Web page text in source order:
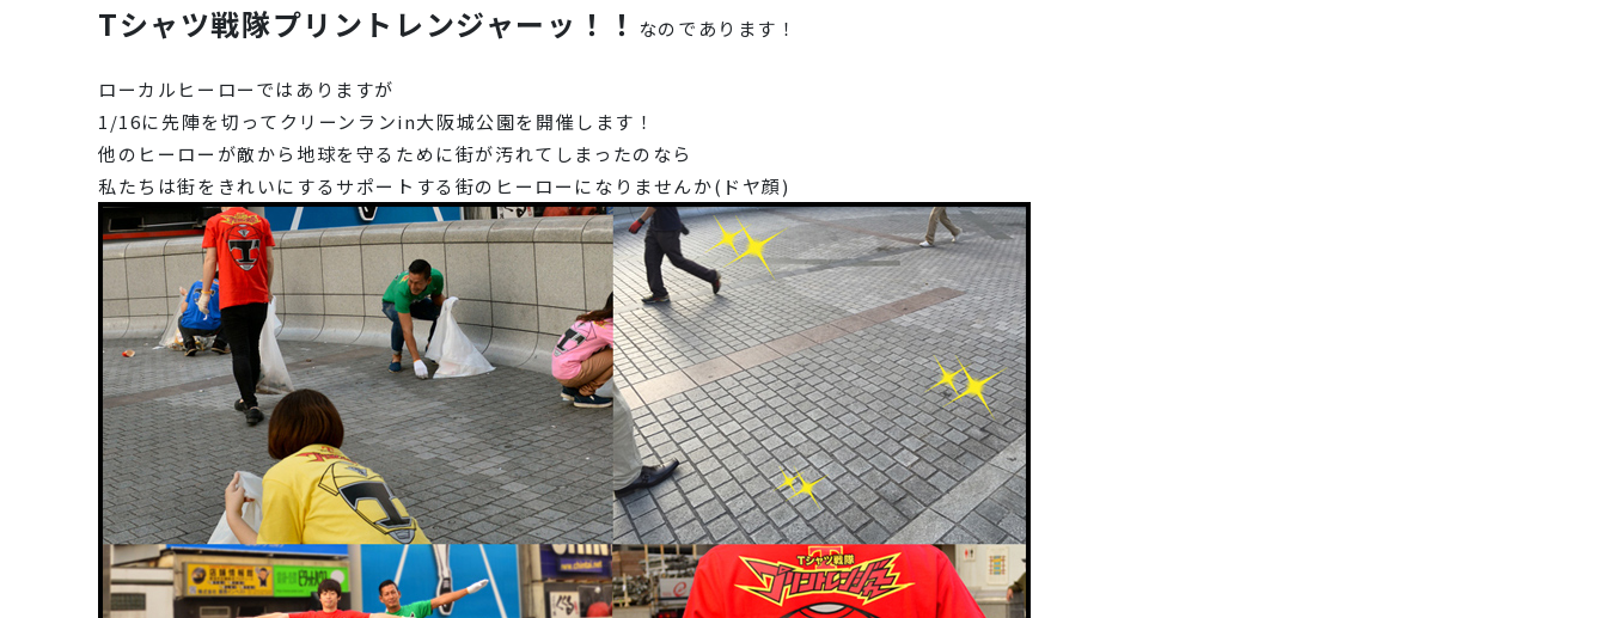
Tシャツ戦隊プリントレンジャーッ！！ なのであります！
ローカルヒーローではありますが
1/16に先陣を切ってクリーンランin大阪城公園を開催します！
他のヒーローが敵から地球を守るために街が汚れてしまったのなら
私たちは街をきれいにするサポートする街のヒーローになりませんか(ドヤ顔)